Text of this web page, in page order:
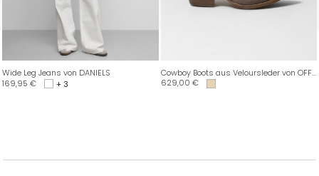
Wide Leg Jeans von DANIELS
169,95 € + 3
Cowboy Boots aus Veloursleder von OFFICINE CREATIVE
629,00 €